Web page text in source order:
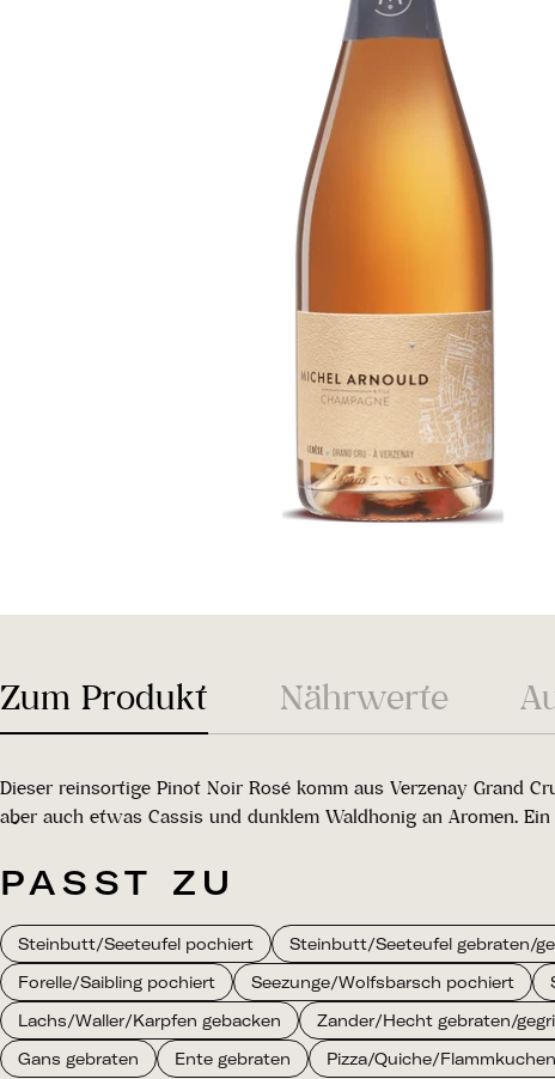
Zum Produkt Nährwerte
Dieser reinsortige Pinot Noir Rosé komm aus Verzenay Grand
aber auch etwas Cassis und dunklem Waldhonig an Aromen.
PASST ZU
Steinbutt/Seeteufel pochiert Steinbutt/Seeteufel gebraten/
Forelle/Saibling pochiert
Seezunge/Wolfsbarsch pochiert
Lachs/Waller/Karpfen gebacken
Zander/Hecht gebraten/
Gans gebraten
Ente gebraten Pizza/Quiche/Flammkuchen